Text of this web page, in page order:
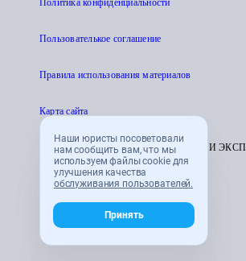
Наши юристы посоветовали
нам сообщить вам, что мы
используем файлы cookie для
улучшения качества
обслуживания пользователей.
Принять
Политика конфиденциальности
Пользователькое соглашение
Правила использования материалов
Карта сайта
© 1995 - 2026 «ЦЕНТР АТТЕСТАЦИИ И
CENTRATTEK.RU